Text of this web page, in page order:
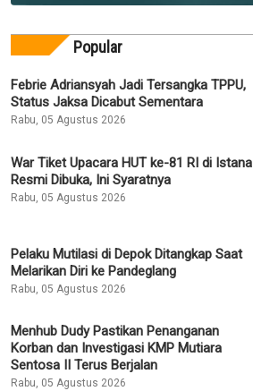
Popular
Febrie Adriansyah Jadi Tersangka TPPU,
Status Jaksa Dicabut Sementara
Rabu, 05 Agustus 2026
War Tiket Upacara HUT ke-81 RI di Istana
Resmi Dibuka, Ini Syaratnya
Rabu, 05 Agustus 2026
Pelaku Mutilasi di Depok Ditangkap Saat
Melarikan Diri ke Pandeglang
Rabu, 05 Agustus 2026
Menhub Dudy Pastikan Penanganan
Korban dan Investigasi KMP Mutiara
Sentosa II Terus Berjalan
Rabu, 05 Agustus 2026